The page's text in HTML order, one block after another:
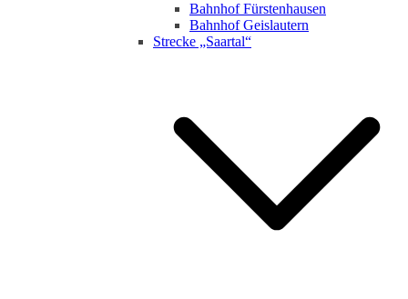
Bahnhof Fürstenhausen
Bahnhof Geislautern
Strecke „Saartal“